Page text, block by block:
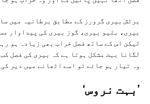
برٹش بیری گرورز کے مطابق برطانیہ میں
بیری، بلیو بیری، گوز بیری کی پیداوار
لیکن اس کے ساتھ فصل خراب بھی زیادہ ہو
لگانا بہت مشکل ہوتا ہے کہ بیری کی فصل
وہ تیار ہو جائے تو اسے اٹھانے میں دیر
’بہت نروس‘